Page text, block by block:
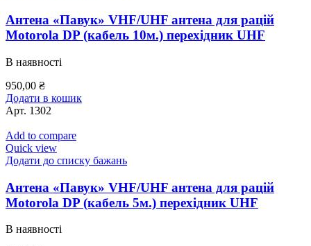
Антена «Павук» VHF/UHF антена для рацій
Motorola DP (кабель 10м.) перехідник UHF
В наявності
950,00 ₴
Додати в кошик
Арт. 1302
Add to compare
Quick view
Додати до списку бажань
Антена «Павук» VHF/UHF антена для рацій
Motorola DP (кабель 5м.) перехідник UHF
В наявності